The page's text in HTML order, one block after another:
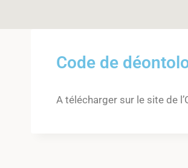
Code de
A télécharger sur le site de